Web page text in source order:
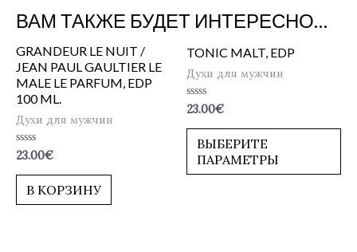
ВАМ ТАКЖЕ БУДЕТ ИНТЕРЕСНО…
GRANDEUR LE NUIT /
JEAN PAUL GAULTIER LE
MALE LE PARFUM, EDP
100 ML.
Духи для мужчин
Оценка
из
23.00€
В КОРЗИНУ
TONIC MALT, EDP
Духи для мужчин
Оценка
из
23.00€
ВЫБЕРИТЕ
ПАРАМЕТРЫ